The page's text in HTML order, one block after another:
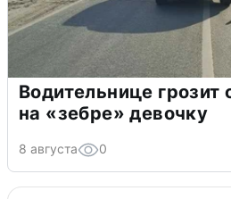
Водительнице грозит
на «зебре» девочку
8 августа 0